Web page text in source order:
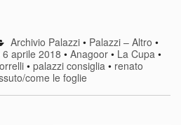
Archivio Palazzi• Palazzi – Altro •
6 aprile 2018 •Anagoor • La Cupa •
• palazzi consiglia • renato
come le foglie